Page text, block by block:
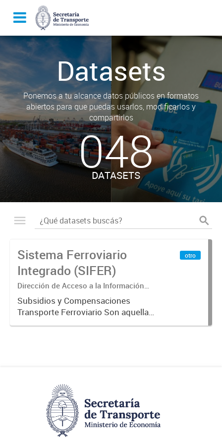
Datasets
Ponemos a tu alcance datos públicos en formatos
abiertos para que puedas usarlos, modificarlos y
compartirlos
048
DATASETS
Sistema Ferroviario
Integrado (SIFER)
Dirección de Acceso a la Información
Pública y Transparencia
Subsidios y Compensaciones
Transporte Ferroviario Son aquellas
transferencias realizadas por la
otro